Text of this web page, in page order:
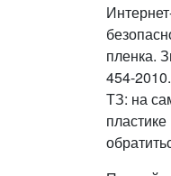
пленка.
454-
ТЗ: на